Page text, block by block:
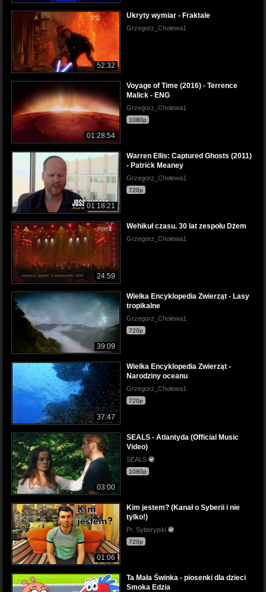
52:32
Ukryty wymiar - Fraktale
Grzegorz_Cholewa1
01:28:54
Voyage of Time (2016) - Terrence
Malick - ENG
Grzegorz_Cholewa1
1080p
01:18:21
Warren Ellis: Captured Ghosts (2011)
- Patrick Meaney
Grzegorz_Cholewa1
720p
24:59
Wehikuł czasu. 30 lat zespołu Dżem
Grzegorz_Cholewa1
39:09
Wielka Encyklopedia Zwierząt - Lasy
tropikalne
Grzegorz_Cholewa1
720p
37:47
Wielka Encyklopedia Zwierząt -
Narodziny oceanu
Grzegorz_Cholewa1
720p
03:00
SEALS - Atlantyda (Official Music
Video)
SEALS
1080p
01:06
Kim jestem? (Kanał o Syberii i nie
tylko!)
Pr. Syberyjski
720p
Ta Mała Świnka - piosenki dla dzieci
Smoka Edzia